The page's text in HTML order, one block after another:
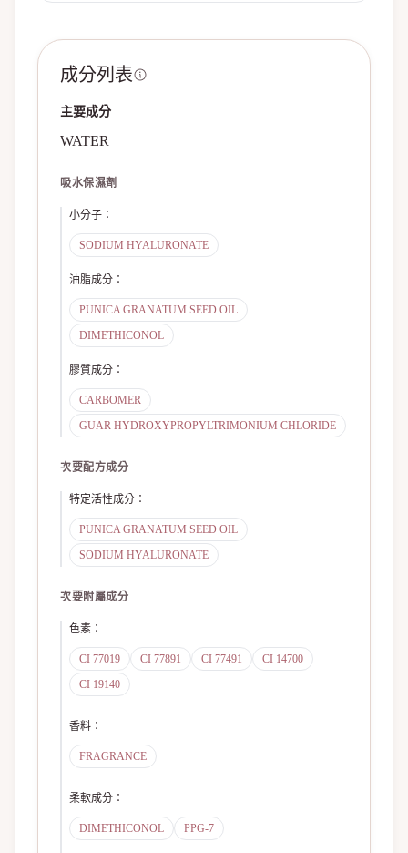
成分列表
主要成分
WATER
吸水保濕劑
小分子 ：
SODIUM HYALURONATE
油脂成分 ：
PUNICA GRANATUM SEED OIL
DIMETHICONOL
膠質成分 ：
CARBOMER
GUAR HYDROXYPROPYLTRIMONIUM CHLORIDE
次要配方成分
特定活性成分 ：
PUNICA GRANATUM SEED OIL
SODIUM HYALURONATE
次要附屬成分
色素 ：
CI 77019 CI 77891 CI 77491
CI 14700
CI 19140
香料 ：
FRAGRANCE
柔軟成分 ：
DIMETHICONOL PPG-7